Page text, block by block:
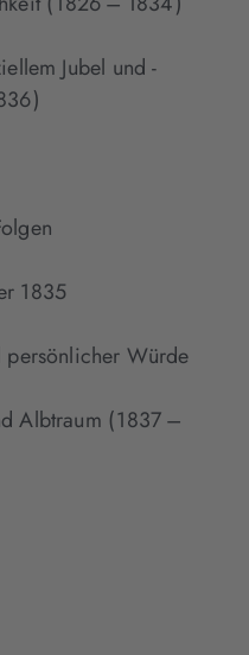
Jubel und
)
1835
persönlicher Würde
Albtraum ( 1837 –